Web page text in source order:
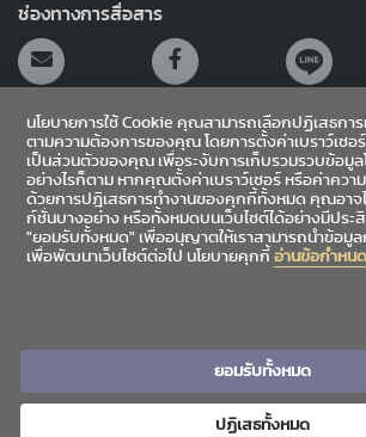
ช่องทางการสื่อสาร
สายตรงผู้อำนวยการ
ข้อเสนอแนะ | สถิติผู้เข้า
Copyright©2026 Chiang Mai University
นโยบายการใช้ Cookie คุณสามารถเลือกปฏิเสธกา
ตามความต้องการของคุณ โดยการตั้งค่าเบราว์เซอ
เป็นส่วนตัวของคุณ เพื่อระงับการเก็บรวมรวบข้อมู
อย่างไรก็ตาม หากคุณตั้งค่าเบราว์เซอร์ หรือค่าคว
ด้วยการปฎิเสธการทำงานของคุกกี้ทั้งหมด คุณอาจ
ก์ชั่นบางอย่าง หรือทั้งหมดบนเว็บไซต์ได้อย่างมีปร
"ยอมรับทั้งหมด" เพื่ออนุญาตให้เราสามารถนำข้อมูลก
เพื่อพัฒนาเว็บไซต์ต่อไป นโยบายคุกกี้อ่านข้อกำหนด
ยอมรับทั้งหมด
ปฏิเสธทั้งหมด